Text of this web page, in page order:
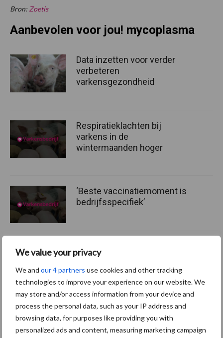
We value your privacy
We and our 4 partners use cookies and other tracking
technologies to improve your experience on our website. We
may store and/or access information from your device and
process the personal data, such as your IP address and
browsing data, for purposes like providing you with
personalized ads and content, measuring marketing campaign
Bron:Zoetis
Aanbevolen voor jou! mycoplasma
Data inzetten voor verder
verbeteren
varkensgezondheid
Respiratieklachten bij
varkens in de
wintermaanden hoger
‘Beste vaccinatiemoment is
bedrijfsspecifiek’
Themapagina
Diergezondheid Fokkerij Huisvesting